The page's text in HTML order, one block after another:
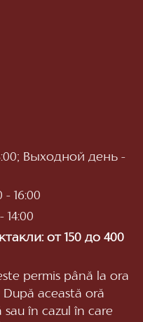
Выходной день -
- 16:00
от 150 до 400
permis până la ora
această oră
sau în cazul în care